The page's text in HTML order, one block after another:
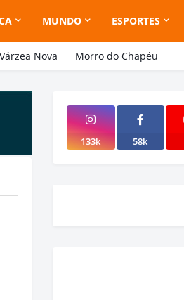
MUNDO ESPORTES
Várzea Nova Morro do Chapéu
133k 58k